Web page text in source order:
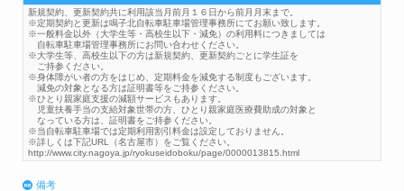
新規契約、更新契約共に利用該当月前月１６日から前月月末まで。
※定期契約と更新は鳴子北自転車駐車場管理事務所にてお願い致します。
※一般料金以外（大学生等・高校生以下・減免）の利用料につきましては
自転車駐車場管理事務所にお問い合わせください。
※大学生等、高校生以下の方は新規契約、更新契約ごとに学生証を
ご持参ください。
※身体障がい者の方をはじめ、定期料金を減免する制度もございます。
減免の対象となる方は証明書等をご持参ください。
※ひとり親家庭支援の減額サービスもあります。
児童扶養手当の支給対象世帯の方、ひとり親家庭医療費助成の対象と
なっている方は、証明書をご持参ください。
※当自転車駐車場では定期利用割引料金は設定しておりません。
※詳しくは下記URL（名古屋市）をご覧ください。
http://www.city.nagoya.jp/ryokuseidoboku/page/0000013815.html
備考